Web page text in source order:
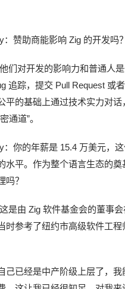
赞助商能影响 Zig 的开发吗？
们对开发的影响力和普通人是
追踪，提交 Pull Request 或
平的基础上通过技术实力对话
通道”。
：你的年薪是 15.4 万美元，
水平。作为整个语言生态的奠
吗？
是由 Zig 软件基金会的董事
时参考了纽约市高级软件工程
己已经是中产阶级上层了，我